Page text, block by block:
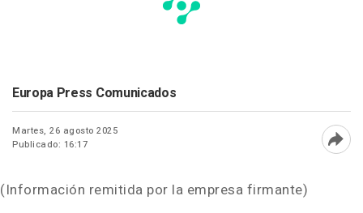
Europa Press Comunicados
Martes, 26 agosto 2025
Publicado: 16:17
(Información remitida por la empresa firmante)